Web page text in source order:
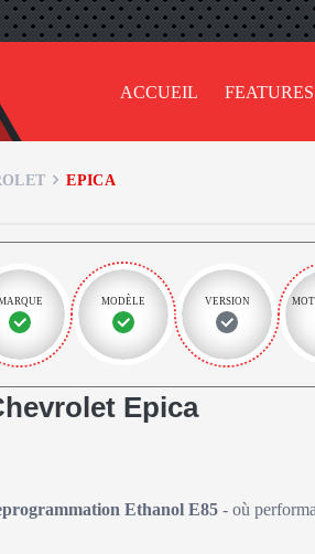
ACCUEIL FEATURES
EPICA
MODÈLE VERSION
Epica
Ethanol E85 - où